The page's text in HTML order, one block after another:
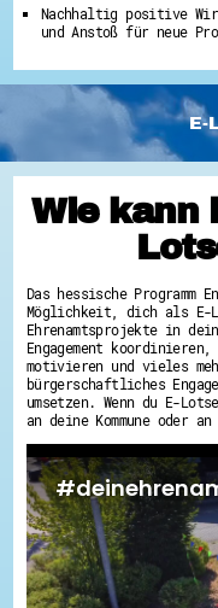
Nachhaltig positive
und Anstoß für neue
E-
Wie kann
Das hessische Programm
Möglichkeit, dich als E-
Ehrenamtsprojekte in
Engagement
motivieren und vieles
bürgerschaftliches
umsetzen. Wenn du E-
an deine Kommune oder